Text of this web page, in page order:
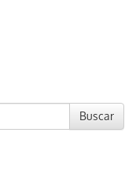
Buscar